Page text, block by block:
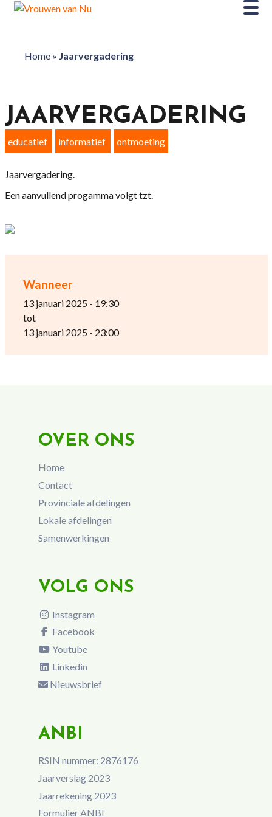
Home» Jaarvergadering
Wanneer
13 januari 2025 - 19:30
tot
13 januari 2025 - 23:00
JAARVERGADERING
educatief informatief ontmoeting
Jaarvergadering.
Een aanvullend progamma volgt tzt.
OVER ONS
Home
Contact
Provinciale afdelingen
Lokale afdelingen
Samenwerkingen
VOLG ONS
Instagram
Facebook
Youtube
Linkedin
Nieuwsbrief
ANBI
RSIN nummer: 2876176
Jaarverslag 2023
Jaarrekening 2023
Formulier ANBI